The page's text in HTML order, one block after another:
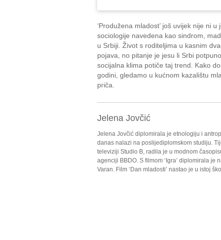
‘Produžena mladost’ još uvijek nije ni
sociologije navedena kao sindrom,
u Srbiji. Život s roditeljima u kasnim
pojava, no pitanje je jesu li Srbi
socijalna klima potiče taj trend. Kako
godini, gledamo u kućnom kazalištu
priča.
Jelena Jovčić
Jelena Jovčić diplomirala je etnologiju i
danas nalazi na poslijediplomskom studiju.
televiziji Studio B, radila je u modnom
agenciji BBDO. S filmom ‘Igra’ diplomirala
Varan. Film ‘Dan mladosti’ nastao je u istoj